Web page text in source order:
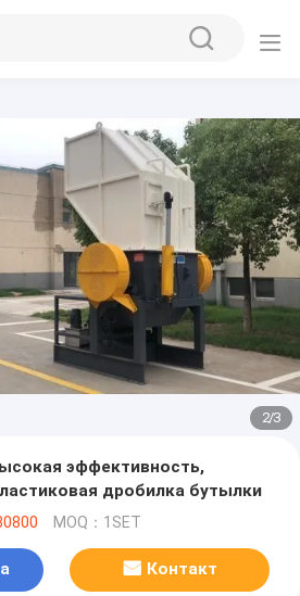
2/3
эффективность,
дробилка бутылки
MOQ：1SET
Контакт